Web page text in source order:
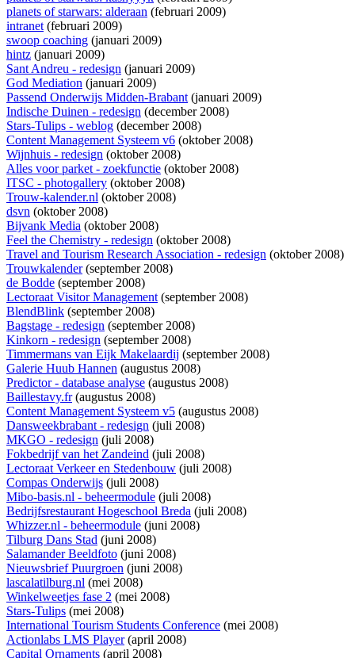
planets of starwars: alderaan (februari 2009)
intranet(februari 2009)
swoop coaching (januari 2009)
hintz (januari 2009)
Sant Andreu - redesign (januari 2009)
God Mediation (januari 2009)
Passend Onderwijs Midden-Brabant(januari 2009)
Indische Duinen - redesign (december 2008)
Stars-Tulips - weblog (december 2008)
Content Management Systeem v6 (oktober 2008)
Wijnhuis - redesign (oktober 2008)
Alles voor parket - zoekfunctie (oktober 2008)
ITSC - photogallery (oktober 2008)
Trouw-kalender.nl (oktober 2008)
dsvn (oktober 2008)
Bijvank Media (oktober 2008)
Feel the Chemistry - redesign (oktober 2008)
Travel and Tourism Research Association - redesign (oktober 2008)
Trouwkalender(september 2008)
de Bodde (september 2008)
Lectoraat Visitor Management(september 2008)
BlendBlink (september 2008)
Bagstage - redesign (september 2008)
Kinkorn - redesign (september 2008)
Timmermans van Eijk Makelaardij (september 2008)
Galerie Huub Hannen (augustus 2008)
Predictor - database analyse (augustus 2008)
Baillestavy.fr(augustus 2008)
Content Management Systeem v5 (augustus 2008)
Dansweekbrabant - redesign (juli 2008)
MKGO - redesign (juli 2008)
Fokbedrijf van het Zandeind (juli 2008)
Lectoraat Verkeer en Stedenbouw (juli 2008)
Compas Onderwijs (juli 2008)
Mibo-basis.nl - beheermodule (juli 2008)
Bedrijfsrestaurant Hogeschool Breda (juli 2008)
Whizzer.nl - beheermodule (juni 2008)
Tilburg Dans Stad (juni 2008)
Salamander Beeldfoto (juni 2008)
Nieuwsbrief Puurgroen (juni 2008)
lascalatilburg.nl (mei 2008)
Winkelweetjes fase 2 (mei 2008)
Stars-Tulips (mei 2008)
International Tourism Students Conference (mei 2008)
Actionlabs LMS Player(april 2008)
Capital Ornaments (april 2008)